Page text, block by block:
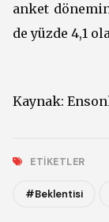
anket
de yüzde 4,1
Kaynak:
ETIKETLER
#Beklentisi